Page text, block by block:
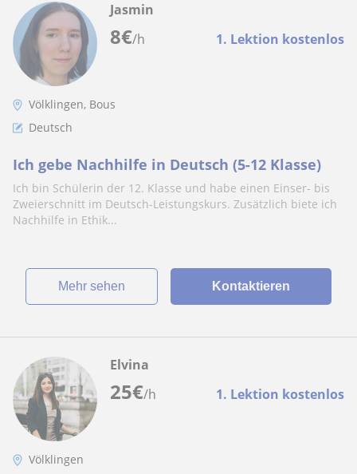
8€/h 1. Lektion kostenlos
Jasmin
Völklingen, Bous
Deutsch
Ich gebe Nachhilfe in Deutsch (5-12 Klasse)
Ich bin Schülerin der 12. Klasse und habe einen Einser- bis
Zweierschnitt im Deutsch-Leistungskurs. Zusätzlich biete ich
Nachhilfe in Ethik...
Mehr sehen Kontaktieren
25€/h 1. Lektion kostenlos
Elvina
Völklingen